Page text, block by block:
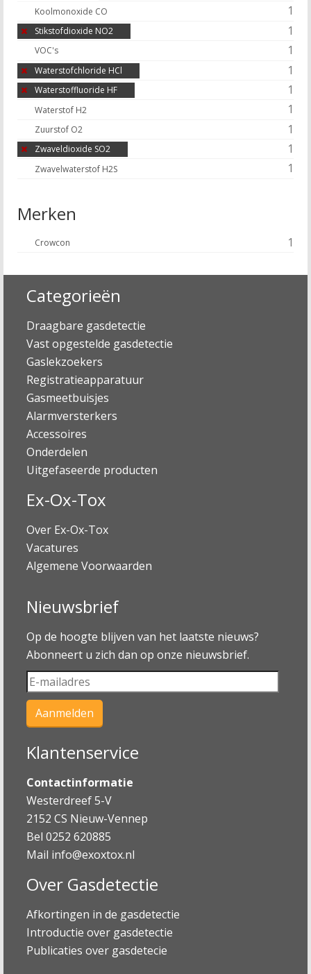
Koolmonoxide CO 1
Stikstofdioxide NO2 1
VOC's 1
Waterstofchloride HCl 1
Waterstoffluoride HF 1
Waterstof H2 1
Zuurstof O2 1
Zwaveldioxide SO2 1
Zwavelwaterstof H2S 1
Merken
Crowcon 1
Categorieën
Draagbare gasdetectie
Vast opgestelde gasdetectie
Gaslekzoekers
Registratieapparatuur
Gasmeetbuisjes
Alarmversterkers
Accessoires
Onderdelen
Uitgefaseerde producten
Ex-Ox-Tox
Over Ex-Ox-Tox
Vacatures
Algemene Voorwaarden
Nieuwsbrief
Op de hoogte blijven van het laatste nieuws?
Abonneert u zich dan op onze nieuwsbrief.
Klantenservice
Contactinformatie
Westerdreef 5-V
2152 CS Nieuw-Vennep
Bel 0252 620885
Mail info@exoxtox.nl
Over Gasdetectie
Afkortingen in de gasdetectie
Introductie over gasdetectie
Publicaties over gasdetecie